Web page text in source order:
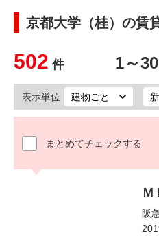
京都大学（桂） の賃
502 件 1～30
表示単位
まとめてチェックする
阪